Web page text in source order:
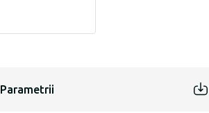
Parametrii